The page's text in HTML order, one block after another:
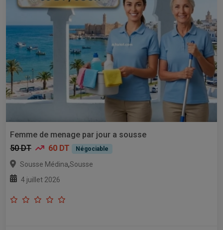
Femme de menage par jour a sousse
50 DT
60 DT Négociable
Sousse Médina,Sousse
4 juillet 2026